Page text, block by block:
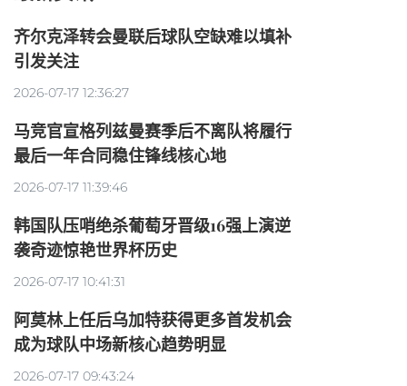
齐尔克泽转会曼联后球队空缺难以填补
引发关注
2026-07-17 12:36:27
马竞官宣格列兹曼赛季后不离队将履行
最后一年合同稳住锋线核心地
2026-07-17 11:39:46
韩国队压哨绝杀葡萄牙晋级16强上演逆
袭奇迹惊艳世界杯历史
2026-07-17 10:41:31
阿莫林上任后乌加特获得更多首发机会
成为球队中场新核心趋势明显
2026-07-17 09:43:24